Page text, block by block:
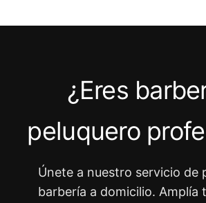
¿Eres
peluquero
Únete a nuestro servicio de
barbería a domicilio. Amplía